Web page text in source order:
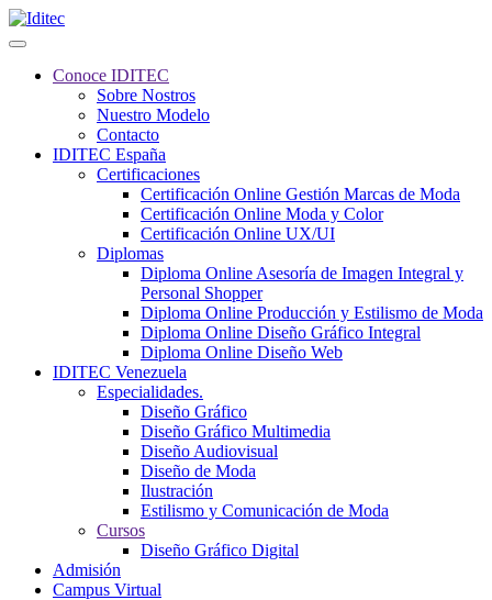
Conoce IDITEC
Sobre Nostros
Nuestro Modelo
Contacto
IDITEC España
Certificaciones
Certificación Online Gestión Marcas de Moda
Certificación Online Moda y Color
Certificación Online UX/UI
Diplomas
Diploma Online Asesoría de Imagen Integral y
Personal Shopper
Diploma Online Producción y Estilismo de Moda
Diploma Online Diseño Gráfico Integral
Diploma Online Diseño Web
IDITEC Venezuela
Especialidades.
Diseño Gráfico
Diseño Gráfico Multimedia
Diseño Audiovisual
Diseño de Moda
Ilustración
Estilismo y Comunicación de Moda
Cursos
Diseño Gráfico Digital
Admisión
Campus Virtual